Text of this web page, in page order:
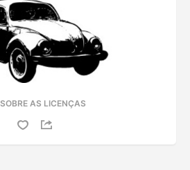
SOBRE AS LICENÇAS